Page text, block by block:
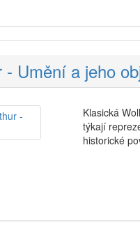
Umění a jeho
Klasická
týkají
historické